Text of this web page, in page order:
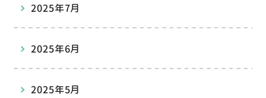
2025年7月
2025年6月
2025年5月